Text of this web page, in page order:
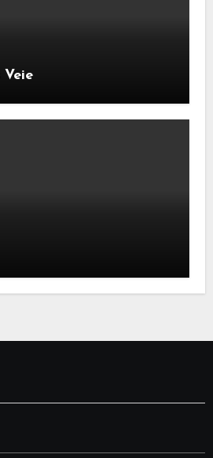
Veie